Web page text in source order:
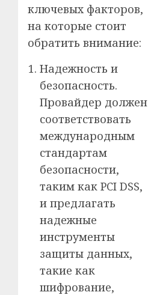
ключевых факторов,
на которые стоит
обратить внимание:
Надежность и
безопасность.
Провайдер должен
соответствовать
международным
стандартам
безопасности,
таким как PCI DSS,
и предлагать
надежные
инструменты
защиты данных,
такие как
шифрование,